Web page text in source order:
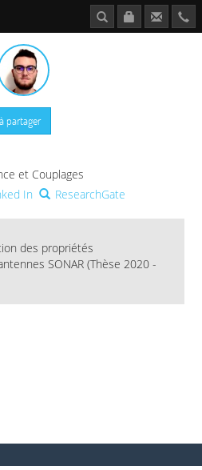
partager
et Couplages
In ResearchGate
des propriétés
SONAR (Thèse 2020 -